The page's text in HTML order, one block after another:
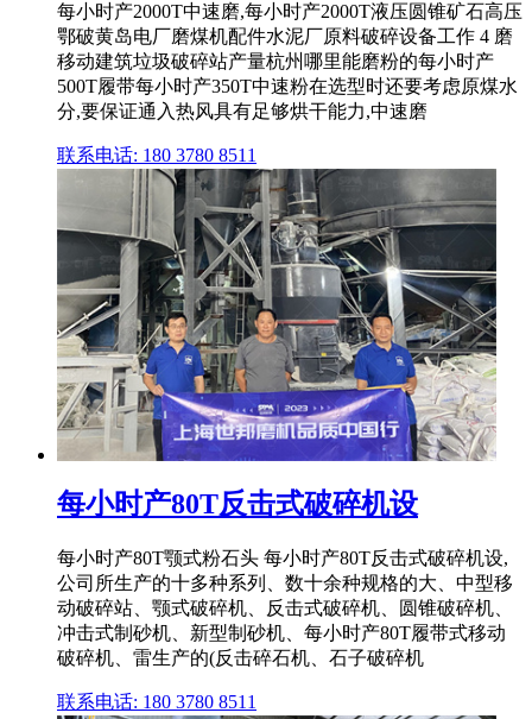
每小时产2000T中速磨,每小时产2000T液压圆锥矿石高压
鄂破黄岛电厂磨煤机配件水泥厂原料破碎设备工作 4 磨
移动建筑垃圾破碎站产量杭州哪里能磨粉的每小时产
500T履带每小时产350T中速粉在选型时还要考虑原煤水
分,要保证通入热风具有足够烘干能力,中速磨
联系电话: 180 3780 8511
每小时产80T反击式破碎机设
每小时产80T颚式粉石头 每小时产80T反击式破碎机设,
公司所生产的十多种系列、数十余种规格的大、中型移
动破碎站、颚式破碎机、反击式破碎机、圆锥破碎机、
冲击式制砂机、新型制砂机、每小时产80T履带式移动
破碎机、雷生产的(反击碎石机、石子破碎机
联系电话: 180 3780 8511